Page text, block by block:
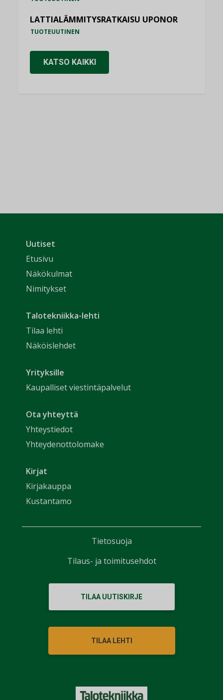
LATTIALÄMMITYSRATKAISU UPONOR
TUOTEUUTINEN
KATSO KAIKKI
Uutiset
Etusivu
Näkökulmat
Nimitykset
Talotekniikka-lehti
Tilaa lehti
Näköislehdet
Yrityksille
Kaupalliset viestintäpalvelut
Ota yhteyttä
Yhteystiedot
Yhteydenottolomake
Kirjat
Kirjakauppa
Kustantamo
TILAA UUTISKIRJE
TILAA LEHTI
Tietosuoja
Tilaus- ja toimitusehdot